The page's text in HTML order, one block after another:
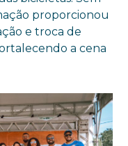
proporcionou
e troca de
a cena